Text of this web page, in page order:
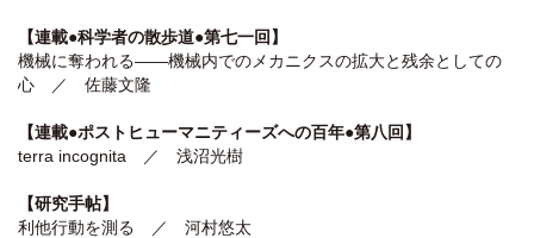
【連載●科学者の散歩道●第七一回】
機械に奪われる――機械内でのメカニクスの拡大と残余としての
心 ／ 佐藤文隆
【連載●ポストヒューマニティーズへの百年●第八回】
terra incognita ／ 浅沼光樹
【研究手帖】
利他行動を測る ／ 河村悠太